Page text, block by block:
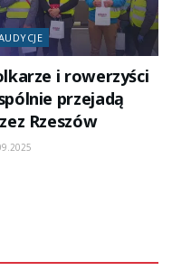
i rowerzyści
przejadą
Rzeszów